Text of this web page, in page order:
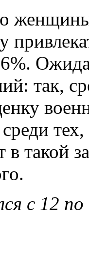
так,
в такой
с 12